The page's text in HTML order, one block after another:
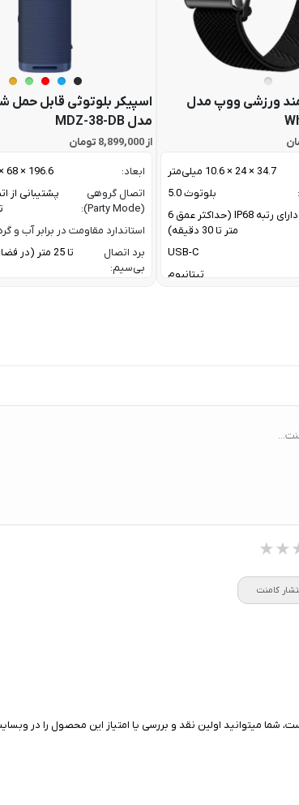
ورزشی ووپ مدل
34.7 × 24 × 10.6 میلی‌متر
بلوتوث 5.0
دارای رتبه IP68 (حداکثر عمق 6
متر تا 30 دقیقه)
USB-C
تیتانیوم
سنجش فشار خون / پایش
اسپیکر بلوتوثی قابل حمل
مدل MDZ-38-DB
از 8,899,000 تومان
ابعاد:
196.6 × 68 × 66 میلی متر
اتصال گروهی
(Party Mode):
پشتیبانی از
تا
استاندارد مقاومت در برابر آب و
برد اتصال
بی‌سیم:
تا 25 متر (در
توان خروجی کل:
کامنت
شما میتوانید اولین نقد و بررسی یا امتیاز این محصول را در